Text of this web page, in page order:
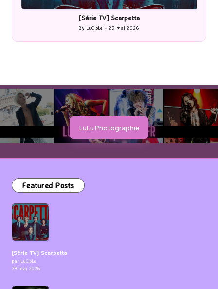
in
[Série TV] Scarpetta
Posted
by
By LuCioLe 29 mai 2026
LuLu Photographie
Featured Posts
[Série TV] Scarpetta
par LuCioLe
29 mai 2026